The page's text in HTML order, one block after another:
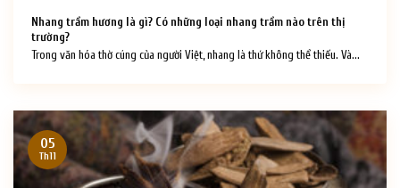
Nhang trầm hương là gì? Có những loại nhang trầm nào trên thị
trường?
Trong văn hóa thờ cúng của người Việt, nhang là thứ không thể thiếu. Và...
05
Th11